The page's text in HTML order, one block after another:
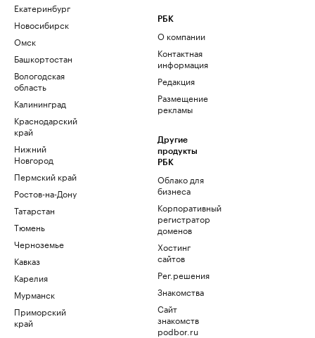
Екатеринбург
Новосибирск
Омск
Башкортостан
Вологодская
область
Калининград
Краснодарский
край
Нижний
Новгород
Пермский край
Ростов-на-Дону
Татарстан
Тюмень
Черноземье
Кавказ
Карелия
Мурманск
Приморский
край
РБК
О компании
Контактная
информация
Редакция
Размещение
рекламы
Другие
продукты
РБК
Облако для
бизнеса
Корпоративный
регистратор
доменов
Хостинг
сайтов
Рег.решения
Знакомства
Сайт
знакомств
podbor.ru